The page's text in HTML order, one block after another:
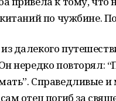
по чужбине.
далекого
нередко повторял:
Справедливые
отец погиб за